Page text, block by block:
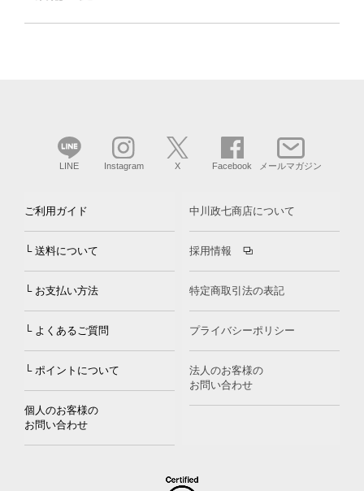
LINE Instagram X Facebook メールマガジン
ご利用ガイド
└ 送料について
└ お支払い方法
└ よくあるご質問
└ ポイントについて
個人のお客様の
お問い合わせ
中川政七商店について
採用情報
特定商取引法の表記
プライバシーポリシー
法人のお客様の
お問い合わせ